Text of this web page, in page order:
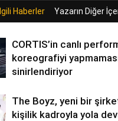
İlgili Haberler Yazarın Diğer
CORTIS’in canlı
koreografiyi
sinirlendiriyor
The Boyz, yeni bir
kişilik kadroyla yola